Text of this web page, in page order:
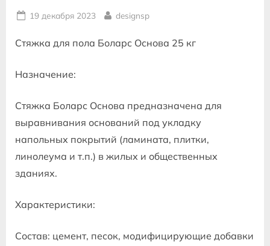
Posted
19 декабря 2023 By
designsp
Стяжка для пола Боларс Основа 25 кг
Назначение:
Стяжка Боларс Основа предназначена для
выравнивания оснований под укладку
напольных покрытий (ламината, плитки,
линолеума и т.п.) в жилых и общественных
зданиях.
Характеристики:
Состав: цемент, песок, модифицирующие добавки